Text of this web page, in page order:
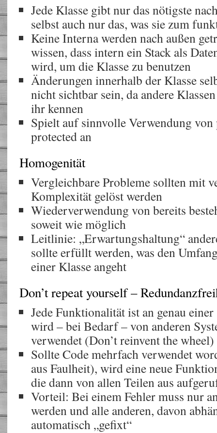
Jede Klasse gibt nur das nötigste
selbst auch nur das, was sie zum
Keine Interna werden nach außen
wissen, dass intern ein Stack als
wird, um die Klasse zu benutzen
Änderungen innerhalb der Klasse
nicht sichtbar sein, da andere
ihr kennen
Spielt auf sinnvolle Verwendung
protected an
Homogenität
Vergleichbare Probleme sollten mit
Komplexität gelöst werden
Wiederverwendung von bereits
soweit wie möglich
Leitlinie: „Erwartungshaltung“
sollte erfüllt werden, was den
einer Klasse angeht
Don’t repeat yourself –
Jede Funktionalität ist an genau
wird – bei Bedarf – von anderen
verwendet (Don’t reinvent the wheel)
Sollte Code mehrfach verwendet
aus Faulheit), wird eine neue
die dann von allen Teilen aus
Vorteil: Bei einem Fehler muss nur
werden und alle anderen, davon
automatisch „gefixt“